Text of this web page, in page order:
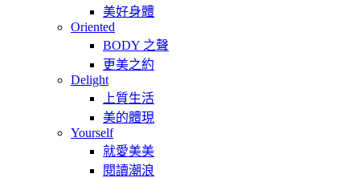
美好身體
Oriented
BODY 之聲
更美之約
Delight
上質生活
美的體現
Yourself
就愛美美
閱讀潮浪